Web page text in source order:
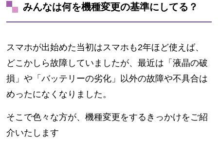
みんなは何を機種変更の基準にしてる？
スマホが出始めた当初はスマホも2年ほど使えば、
どこかしら故障していましたが、最近は「液晶の破
損」や「バッテリーの劣化」以外の故障や不具合は
めったになくなりました。
そこで色々な方が、機種変更をするきっかけをご紹
介いたします